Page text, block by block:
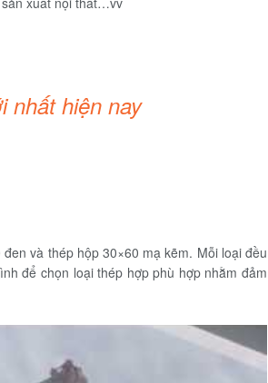
nhất hiện nay
và thép hộp 30×60 mạ kẽm. Mỗi loại đều
để chọn loại thép hợp phù hợp nhằm đảm